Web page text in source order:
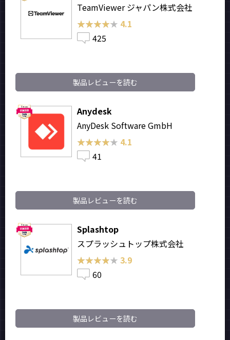
TeamViewer ジャパン株式会社
★★★★★
★★★★★ 4.1
425
製品レビューを読む
Anydesk
AnyDesk Software GmbH
★★★★★
★★★★★ 4.1
41
製品レビューを読む
Splashtop
スプラッシュトップ株式会社
★★★★★
★★★★★ 3.9
60
製品レビューを読む